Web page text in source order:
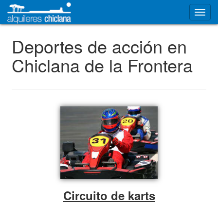
Deportes de acción en
Chiclana de la Frontera
Circuito de karts